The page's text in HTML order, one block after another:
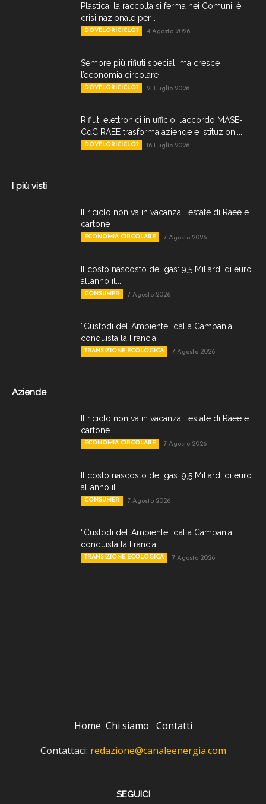
Plastica, la raccolta si ferma nei Comuni: è
crisi nazionale per...
DOVELORICICLO? 4 Agosto 2026
Sempre più rifiuti speciali ma cresce
l’economia circolare
DOVELORICICLO? 21 Luglio 2026
Rifiuti elettronici in ufficio: l’accordo MASE-
CdC RAEE trasforma aziende e istituzioni...
DOVELORICICLO? 16 Luglio 2026
I più visti
Il riciclo non va in vacanza, l’estate di Raee e
cartone
ECONOMIA CIRCOLARE 7 Agosto 2026
Il costo nascosto del gas: 9,5 Miliardi di euro
all’anno il...
CONSUMER 7 Agosto 2026
“Custodi dell’Ambiente” dalla Campania
conquista la Francia
TRANSIZIONE ECOLOGICA 7 Agosto 2026
Aziende
Il riciclo non va in vacanza, l’estate di Raee e
cartone
ECONOMIA CIRCOLARE 7 Agosto 2026
Il costo nascosto del gas: 9,5 Miliardi di euro
all’anno il...
CONSUMER 7 Agosto 2026
“Custodi dell’Ambiente” dalla Campania
conquista la Francia
TRANSIZIONE ECOLOGICA 7 Agosto 2026
Home Chi siamo Contatti
Contattaci: redazione@canaleenergia.com
SEGUICI